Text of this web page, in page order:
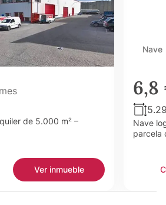
de 5.000 m² –
Ver inmueble
Nave
Nave
parcela